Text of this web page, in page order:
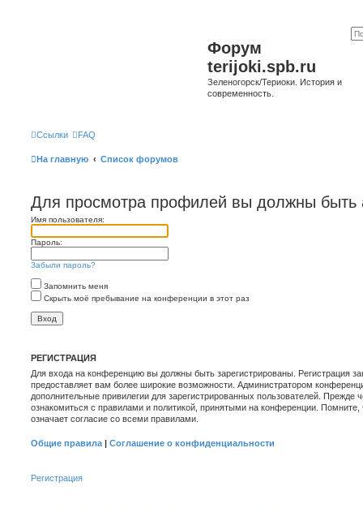
Форум
terijoki.spb.ru
Зеленогорск/Териоки. История и
современность.
Ссылки FAQ
На главную Список форумов
Для просмотра профилей вы должны быть
Имя пользователя:
Пароль:
Забыли пароль?
Запомнить меня
Скрыть моё пребывание на конференции в этот раз
РЕГИСТРАЦИЯ
Для входа на конференцию вы должны быть зарегистрированы. Регистрация
предоставляет вам более широкие возможности. Администратором
дополнительные привилегии для зарегистрированных пользователей. Прежде
ознакомиться с правилами и политикой, принятыми на конференции.
означает согласие со всеми правилами.
Общие правила | Соглашение о конфиденциальности
Регистрация